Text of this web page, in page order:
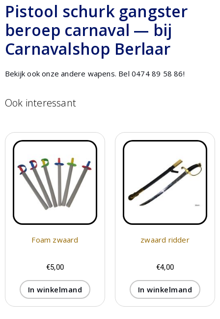
Pistool schurk gangster
beroep carnaval — bij
Carnavalshop Berlaar
Bekijk ook onze andere wapens. Bel 0474 89 58 86!
Ook interessant
Foam zwaard
€5,00
In winkelmand
zwaard ridder
€4,00
In winkelmand